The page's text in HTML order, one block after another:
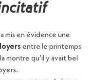
mis en évidence une
entre le printemps
montre qu’il y avait bel